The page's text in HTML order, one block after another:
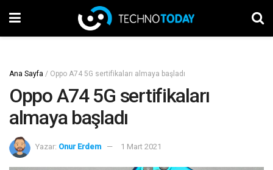
Ana Sayfa / Oppo A74 5G sertifikaları almaya başladı
Oppo A74 5G sertifikaları
almaya başladı
Yazar: Onur Erdem 1 Mart 2021